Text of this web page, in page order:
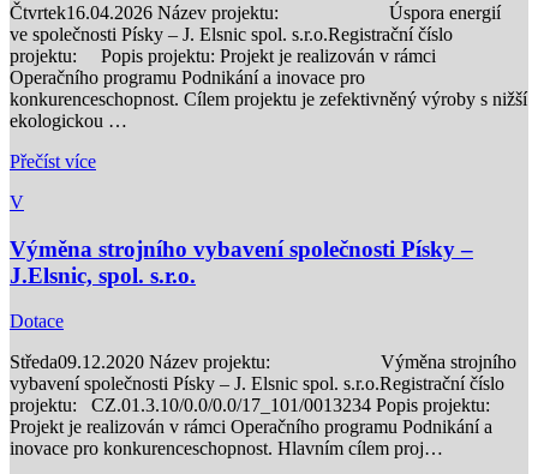
Čtvrtek16.04.2026 Název projektu: Úspora energií
ve společnosti Písky – J. Elsnic spol. s.r.o.Registrační číslo
projektu: Popis projektu: Projekt je realizován v rámci
Operačního programu Podnikání a inovace pro
konkurenceschopnost. Cílem projektu je zefektivněný výroby s nižší
ekologickou …
Přečíst více
V
Výměna strojního vybavení společnosti Písky –
J.Elsnic, spol. s.r.o.
Dotace
Středa09.12.2020 Název projektu: Výměna strojního
vybavení společnosti Písky – J. Elsnic spol. s.r.o.Registrační číslo
projektu: CZ.01.3.10/0.0/0.0/17_101/0013234 Popis projektu:
Projekt je realizován v rámci Operačního programu Podnikání a
inovace pro konkurenceschopnost. Hlavním cílem proj…